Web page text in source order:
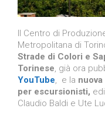
Il Centro di
Metropolitana di
Strade di Colori e
Torinese, già ora
YouTube, e la
per escursionisti,
Claudio Baldi e Ute